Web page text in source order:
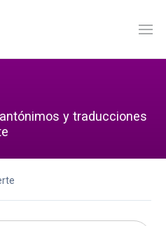
y traducciones